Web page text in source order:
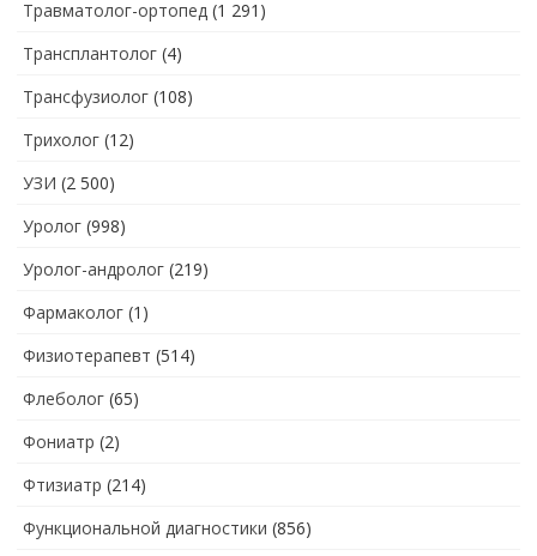
Травматолог-ортопед (1 291)
Трансплантолог (4)
Трансфузиолог (108)
Трихолог (12)
УЗИ (2 500)
Уролог (998)
Уролог-андролог (219)
Фармаколог (1)
Физиотерапевт (514)
Флеболог (65)
Фониатр (2)
Фтизиатр (214)
Функциональной диагностики (856)